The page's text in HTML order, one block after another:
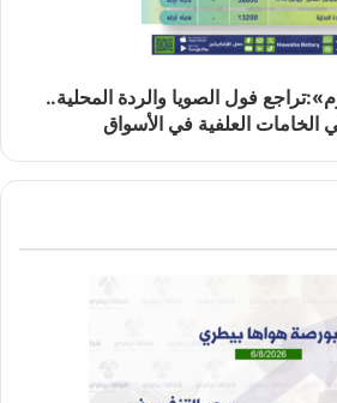
فول الصويا والردة المحلية..
الخامات العلفية في الأسواق